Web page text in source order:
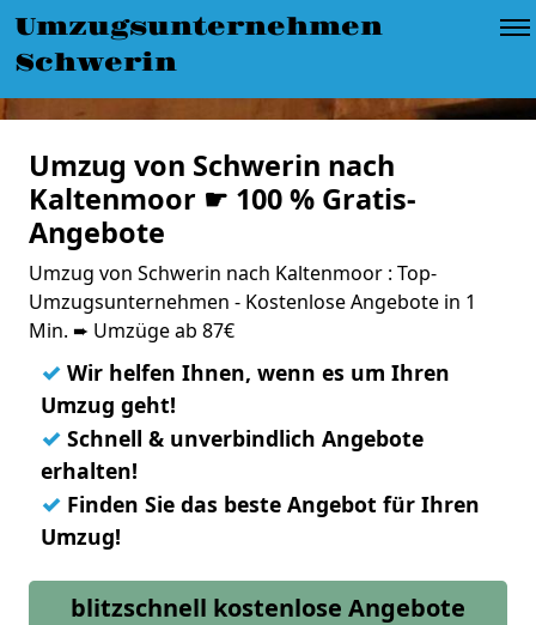
Umzugsunternehmen
Schwerin
Umzug von Schwerin nach
Kaltenmoor ☛ 100 % Gratis-
Angebote
Umzug von Schwerin nach Kaltenmoor : Top-
Umzugsunternehmen - Kostenlose Angebote in 1
Min. ➨ Umzüge ab 87€
✓ Wir helfen Ihnen, wenn es um Ihren
Umzug geht!
✓ Schnell & unverbindlich Angebote
erhalten!
✓ Finden Sie das beste Angebot für Ihren
Umzug!
blitzschnell kostenlose Angebote